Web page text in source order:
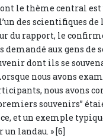
le thème central est
des scientifiques de
du rapport, le
demandé aux gens de
dont ils se
nous avons
nous avons
souvenirs”
et un exemple
un landau. » [6]